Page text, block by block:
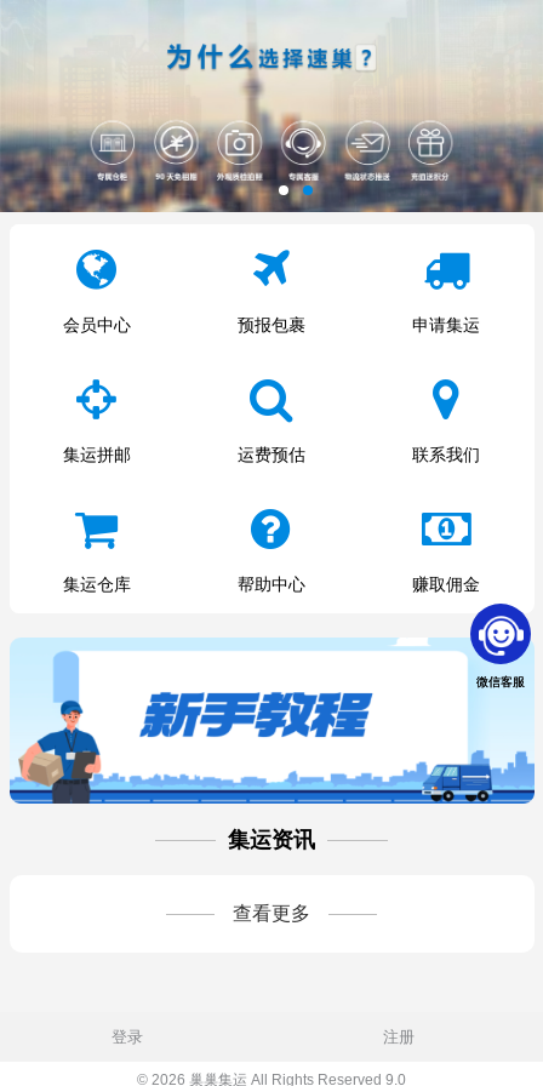
会员中心 预报包裹 申请集运
集运拼邮 运费预估 联系我们
集运仓库 帮助中心 赚取佣金
集运资讯
查看更多
登录 注册
© 2026 巢巢集运 All Rights Reserved 9.0
微信客服